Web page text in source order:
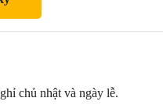
chủ nhật và ngày lễ.